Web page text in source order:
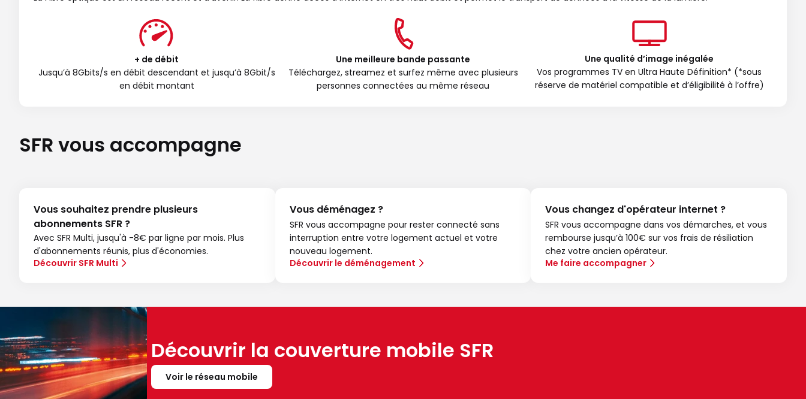
+ de débit
Jusqu’à 8Gbits/s en débit descendant et jusqu’à 8Gbit/s
en débit montant
Une meilleure bande passante
Téléchargez, streamez et surfez même avec plusieurs
personnes connectées au même réseau
Une qualité d’image inégalée
Vos programmes TV en Ultra Haute Définition* (*sous
réserve de matériel compatible et d’éligibilité à l’offre)
SFR vous accompagne
Vous souhaitez prendre plusieurs
abonnements SFR ?
Avec SFR Multi, jusqu'à -8€ par ligne par mois. Plus
d'abonnements réunis, plus d'économies.
Découvrir SFR Multi
Vous déménagez ?
SFR vous accompagne pour rester connecté sans
interruption entre votre logement actuel et votre
nouveau logement.
Découvrir le déménagement
Vous changez d'opérateur internet ?
SFR vous accompagne dans vos démarches, et vous
rembourse jusqu’à 100€ sur vos frais de résiliation
chez votre ancien opérateur.
Me faire accompagner
Découvrir la couverture mobile SFR
Voir le réseau mobile